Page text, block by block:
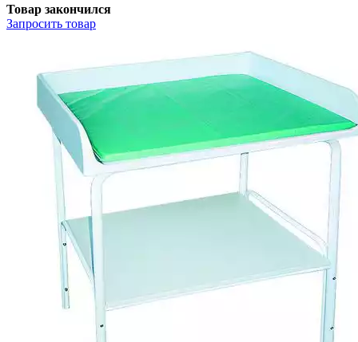
Товар закончился
Запросить товар